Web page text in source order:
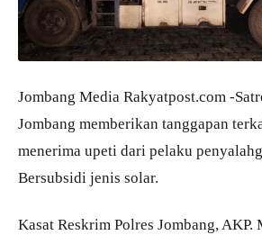
Jombang Media Rakyatpost.com -
Jombang memberikan tanggapan
menerima upeti dari pelaku
Bersubsidi jenis solar.
Kasat Reskrim Polres Jombang, AKP.